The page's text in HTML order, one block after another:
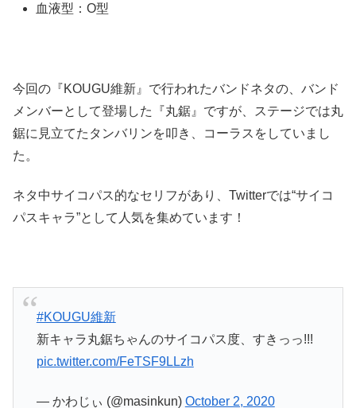
血液型：O型
今回の『KOUGU維新』で行われたバンドネタの、バンド
メンバーとして登場した『丸鋸』ですが、ステージでは丸
鋸に見立てたタンバリンを叩き、コーラスをしていまし
た。
ネタ中サイコパス的なセリフがあり、Twitterでは“サイコ
パスキャラ”として人気を集めています！
#KOUGU維新
新キャラ丸鋸ちゃんのサイコパス度、すきっっ!!!
pic.twitter.com/FeTSF9LLzh
— かわじぃ (@masinkun) October 2, 2020